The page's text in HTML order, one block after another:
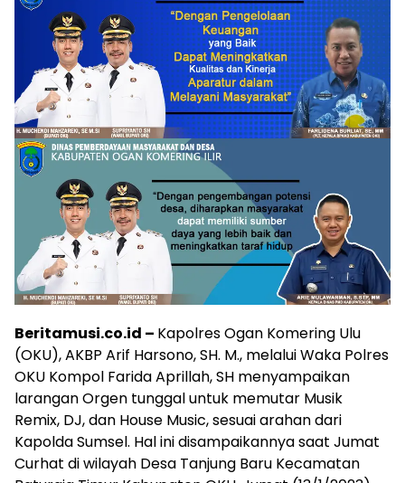
Beritamusi.co.id – Kapolres Ogan Komering Ulu
(OKU), AKBP Arif Harsono, SH. M., melalui Waka Polres
OKU Kompol Farida Aprillah, SH menyampaikan
larangan Orgen tunggal untuk memutar Musik
Remix, DJ, dan House Music, sesuai arahan dari
Kapolda Sumsel. Hal ini disampaikannya saat Jumat
Curhat di wilayah Desa Tanjung Baru Kecamatan